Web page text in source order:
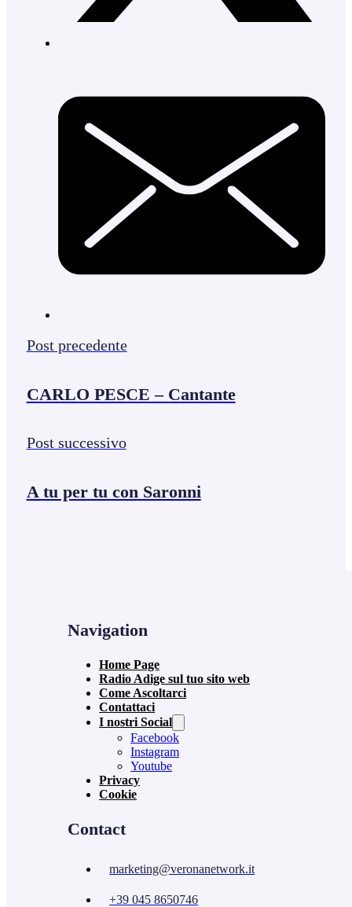
Post precedente
CARLO PESCE – Cantante
Post successivo
A tu per tu con Saronni
Navigation
Home Page
Radio Adige sul tuo sito web
Come Ascoltarci
Contattaci
I nostri Social
Facebook
Instagram
Youtube
Privacy
Cookie
Contact
marketing@veronanetwork.it
+39 045 8650746